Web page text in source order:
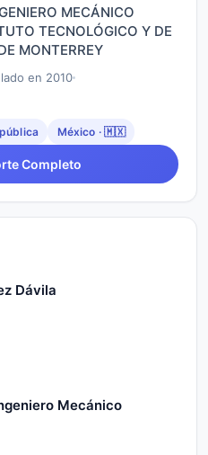
MECÁNICO
TECNOLÓGICO Y DE
MONTERREY
en 2010
México · 🇲🇽
Completo
Dávila
Mecánico